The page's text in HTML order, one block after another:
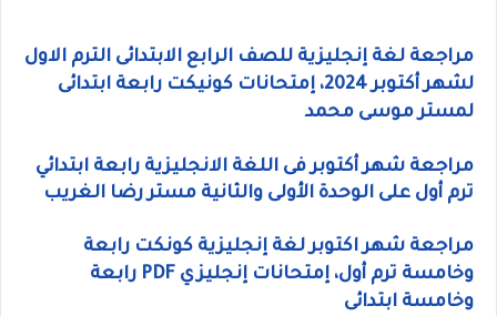
مراجعة لغة إنجليزية للصف الرابع الابتدائى الترم الاول
لشهر أكتوبر 2024، إمتحانات كونيكت رابعة ابتدائى
لمستر موسى محمد
مراجعة شهر أكتوبر فى اللغة الانجليزية رابعة ابتدائي
ترم أول على الوحدة الأولى والثانية مستر رضا الغريب
مراجعة شهر اكتوبر لغة إنجليزية كونكت رابعة
وخامسة ترم أول، إمتحانات إنجليزي PDF رابعة
وخامسة ابتدائى